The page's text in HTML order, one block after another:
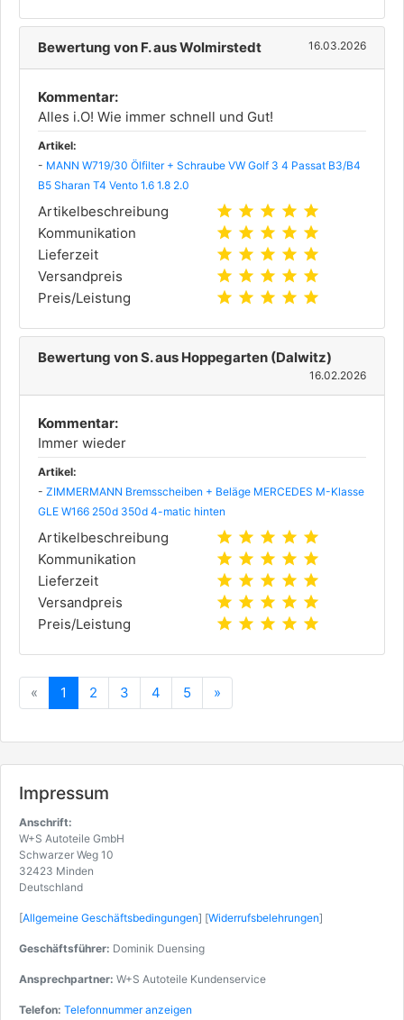
Bewertung von F. aus Wolmirstedt 16.03.2026
Kommentar:
Alles i.O! Wie immer schnell und Gut!
Artikel:
- MANN W719/30 Ölfilter + Schraube VW Golf 3 4 Passat B3/B4
B5 Sharan T4 Vento 1.6 1.8 2.0
Artikelbeschreibung star star star star star
Kommunikation star star star star star
Lieferzeit star star star star star
Versandpreis star star star star star
Preis/Leistung star star star star star
Bewertung von S. aus Hoppegarten (Dalwitz)
16.02.2026
Kommentar:
Immer wieder
Artikel:
- ZIMMERMANN Bremsscheiben + Beläge MERCEDES M-Klasse
GLE W166 250d 350d 4-matic hinten
Artikelbeschreibung star star star star star
Kommunikation star star star star star
Lieferzeit star star star star star
Versandpreis star star star star star
Preis/Leistung star star star star star
« Zurück
1 2 3 4 5 »
Impressum
Anschrift:
W+S Autoteile GmbH
Schwarzer Weg 10
32423 Minden
Deutschland
[Allgemeine Geschäftsbedingungen] [Widerrufsbelehrungen]
Geschäftsführer: Dominik Duensing
Ansprechpartner: W+S Autoteile Kundenservice
Telefon: Telefonnummer anzeigen